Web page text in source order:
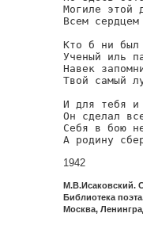
Могиле этой
Всем
Кто б ни
Ученый иль
Навек
Твой самый
И для тебя и
Он сделал
Себя в бою
А родину
1942
М.В.Исаковский.
Библиотека
Москва,